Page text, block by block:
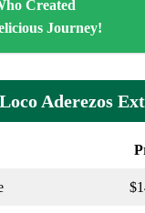
Created
Journey!
Aderezos